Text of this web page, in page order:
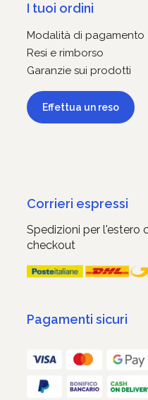
I tuoi ordini
Modalità di pagamento
Resi e rimborso
Garanzie sui prodotti
Effettua un reso
Corrieri espressi
Spedizioni per l'estero
checkout
Pagamenti sicuri